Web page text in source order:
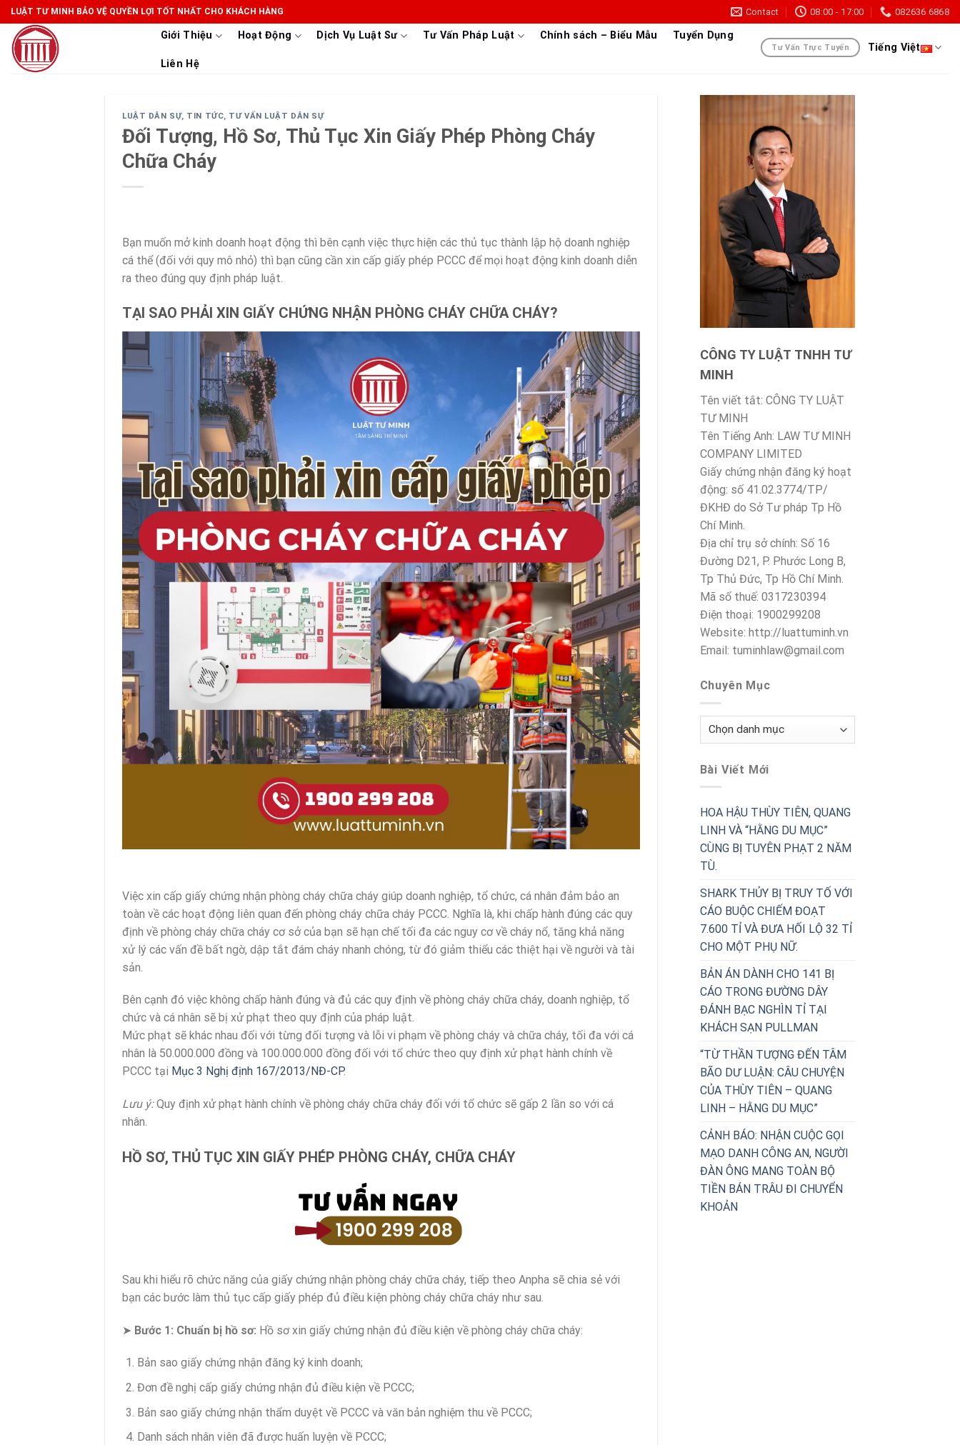
Skip
to
content
LUẬT TƯ MINH BẢO VỆ QUYỀN LỢI TỐT NHẤT CHO KHÁCH HÀNG Contact 08:00 - 17:00 082636 6868
Giới Thiệu Hoạt Động Dịch Vụ Luật Sư Tư Vấn Pháp Luật Chính sách – Biểu Mẫu Tuyển Dụng
Liên Hệ
Tư Vấn Trực Tuyến Tiếng Việt
LUẬT DÂN SỰ, TIN TỨC, TƯ VẤN LUẬT DÂN SỰ
Đối Tượng, Hồ Sơ, Thủ Tục Xin Giấy Phép Phòng Cháy
Chữa Cháy
Bạn muốn mở kinh doanh hoạt động thì bên cạnh việc thực hiện các thủ tục thành lập hộ doanh nghiệp
cá thể (đối với quy mô nhỏ) thì bạn cũng cần xin cấp giấy phép PCCC để mọi hoạt động kinh doanh diễn
ra theo đúng quy định pháp luật.
TẠI SAO PHẢI XIN GIẤY CHỨNG NHẬN PHÒNG CHÁY CHỮA CHÁY?
Việc xin cấp giấy chứng nhận phòng cháy chữa cháy giúp doanh nghiệp, tổ chức, cá nhân đảm bảo an
toàn về các hoạt động liên quan đến phòng cháy chữa cháy PCCC. Nghĩa là, khi chấp hành đúng các quy
định về phòng cháy chữa cháy cơ sở của bạn sẽ hạn chế tối đa các nguy cơ về cháy nổ, tăng khả năng
xử lý các vấn đề bất ngờ, dập tắt đám cháy nhanh chóng, từ đó giảm thiểu các thiệt hại về người và tài
sản.
Bên cạnh đó việc không chấp hành đúng và đủ các quy định về phòng cháy chữa cháy, doanh nghiệp, tổ
chức và cá nhân sẽ bị xử phạt theo quy định của pháp luật.
Mức phạt sẽ khác nhau đối với từng đối tượng và lỗi vi phạm về phòng cháy và chữa cháy, tối đa với cá
nhân là 50.000.000 đồng và 100.000.000 đồng đối với tổ chức theo quy định xử phạt hành chính về
PCCC tại Mục 3 Nghị định 167/2013/NĐ-CP.
Lưu ý:Quy định xử phạt hành chính về phòng cháy chữa cháy đối với tổ chức sẽ gấp 2 lần so với cá
nhân.
HỒ SƠ, THỦ TỤC XIN GIẤY PHÉP PHÒNG CHÁY, CHỮA CHÁY
Sau khi hiểu rõ chức năng của giấy chứng nhận phòng cháy chữa cháy, tiếp theo Anpha sẽ chia sẻ với
bạn các bước làm thủ tục cấp giấy phép đủ điều kiện phòng cháy chữa cháy như sau.
➤ Bước 1: Chuẩn bị hồ sơ: Hồ sơ xin giấy chứng nhận đủ điều kiện về phòng cháy chữa cháy:
Bản sao giấy chứng nhận đăng ký kinh doanh;
Đơn đề nghị cấp giấy chứng nhận đủ điều kiện về PCCC;
Bản sao giấy chứng nhận thẩm duyệt về PCCC và văn bản nghiệm thu về PCCC;
Danh sách nhân viên đã được huấn luyện về PCCC;
CÔNG TY LUẬT TNHH TƯ
MINH
Tên viết tắt: CÔNG TY LUẬT
TƯ MINH
Tên Tiếng Anh: LAW TƯ MINH
COMPANY LIMITED
Giấy chứng nhận đăng ký hoạt
động: số 41.02.3774/TP/
ĐKHĐ do Sở Tư pháp Tp Hồ
Chí Minh.
Địa chỉ trụ sở chính: Số 16
Đường D21, P. Phước Long B,
Tp Thủ Đức, Tp Hồ Chí Minh.
Mã số thuế: 0317230394
Điện thoại: 1900299208
Website: http://luattuminh.vn
Email: tuminhlaw@gmail.com
Chuyên Mục
Chuyên
Bài Viết Mới
HOA HẬU THÙY TIÊN, QUANG
LINH VÀ “HẰNG DU MỤC”
CÙNG BỊ TUYÊN PHẠT 2 NĂM
TÙ.
SHARK THỦY BỊ TRUY TỐ VỚI
CÁO BUỘC CHIẾM ĐOẠT
7.600 TỈ VÀ ĐƯA HỐI LỘ 32 TỈ
CHO MỘT PHỤ NỮ.
BẢN ÁN DÀNH CHO 141 BỊ
CÁO TRONG ĐƯỜNG DÂY
ĐÁNH BẠC NGHÌN TỈ TẠI
KHÁCH SẠN PULLMAN
“TỪ THẦN TƯỢNG ĐẾN TÂM
BÃO DƯ LUẬN: CÂU CHUYỆN
CỦA THÙY TIÊN – QUANG
LINH – HẰNG DU MỤC”
CẢNH BÁO: NHẬN CUỘC GỌI
MẠO DANH CÔNG AN, NGƯỜI
ĐÀN ÔNG MANG TOÀN BỘ
TIỀN BÁN TRÂU ĐI CHUYỂN
KHOẢN